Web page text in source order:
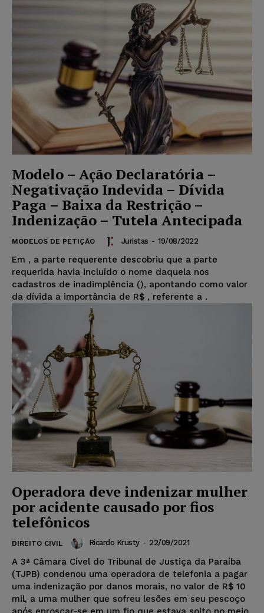
Modelo – Ação Declaratória –
Negativação Indevida – Dívida
Paga – Baixa da Restrição –
Indenização – Tutela Antecipada
MODELOS DE PETIÇÃO Juristas - 19/08/2022
Em , a parte requerente descobriu que a parte
requerida havia incluído o nome daquela nos
cadastros de inadimplência (), apontando como valor
da dívida a importância de R$ , referente a .
Operadora deve indenizar mulher
por acidente causado por fios
telefônicos
DIREITO CIVIL Ricardo Krusty - 22/09/2021
A 3ª Câmara Cível do Tribunal de Justiça da Paraíba
(TJPB) condenou uma operadora de telefonia a pagar
uma indenização por danos morais, no valor de R$ 10
mil, a uma mulher que sofreu lesões em seu pescoço